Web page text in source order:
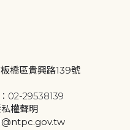
橋區貴興路139號
02-29538139
私權聲明